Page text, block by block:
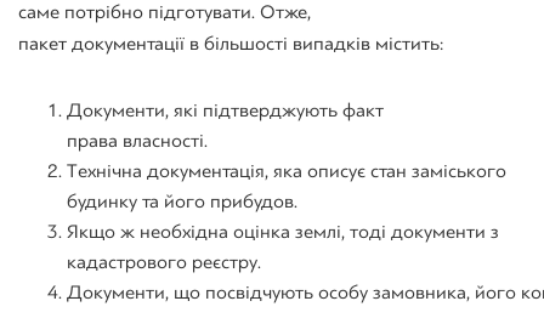
саме потрібно підготувати. Отже,
пакет документації в більшості випадків містить:
Документи, які підтверджують факт
права власності.
Технічна документація, яка описує стан заміського
будинку та його прибудов.
Якщо ж необхідна оцінка землі, тоді документи з
кадастрового реєстру.
Документи, що посвідчують особу замовника, його